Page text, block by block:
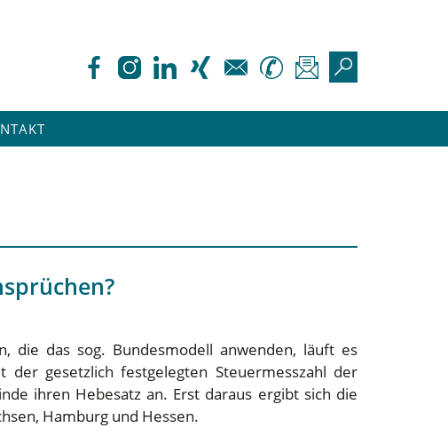
die das sog. Bundesmodell anwenden, läuft es
gesetzlich festgelegten Steuermesszahl der
ihren Hebesatz an. Erst daraus ergibt sich die
Hamburg und Hessen.